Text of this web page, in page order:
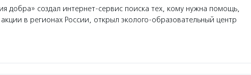
добра» создал интернет-сервис поиска тех, кому нужна помощь,
в регионах России, открыл эколого-образовательный центр